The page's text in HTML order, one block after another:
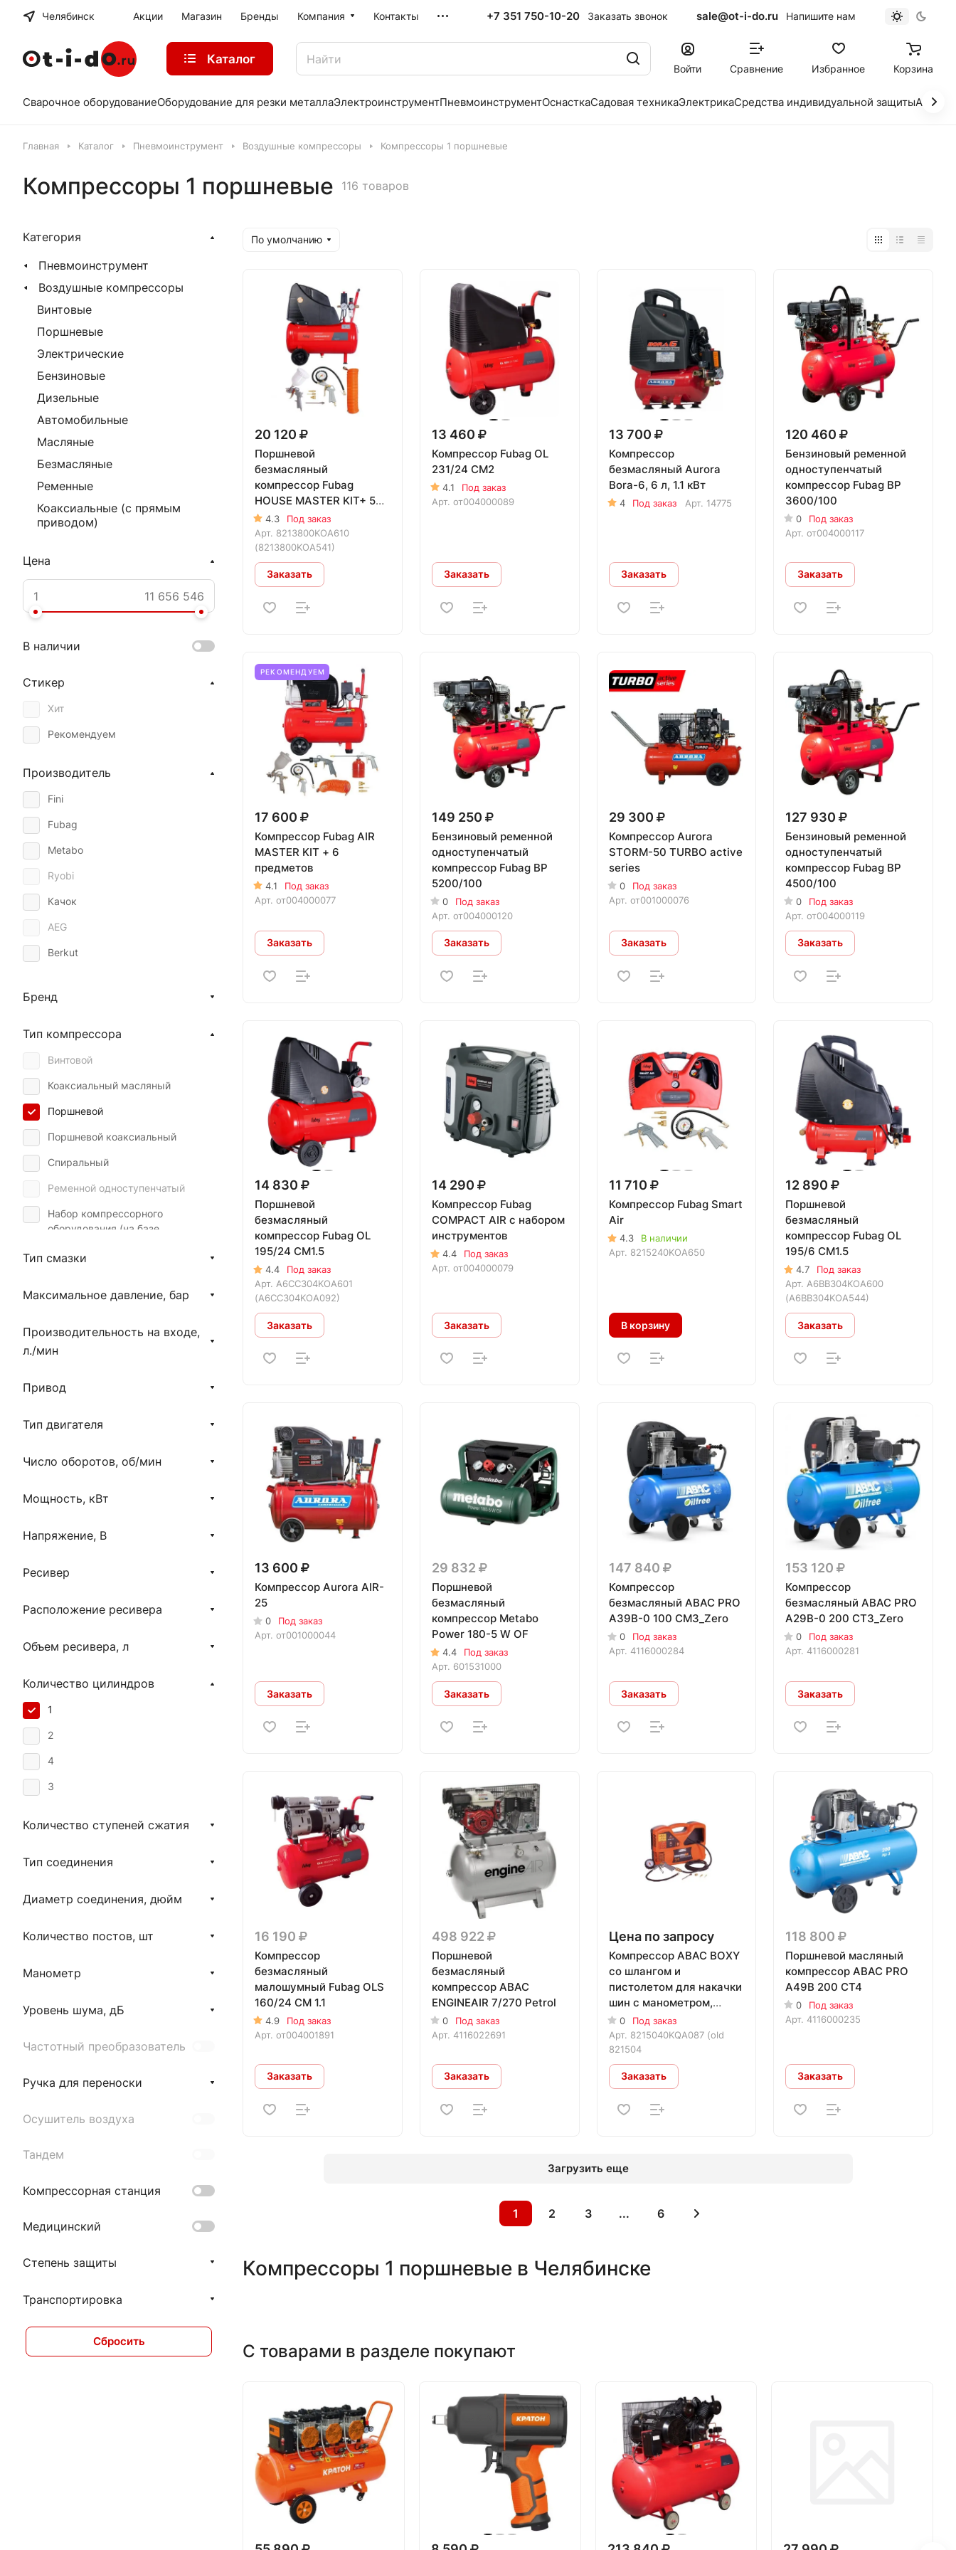
Челябинск Акции Магазин Бренды Компания Контакты +7 351 750-10-20 Заказать звонок sale@ot-i-do.ru Напишите нам
Каталог
Войти Сравнение Избранное Корзина
Сварочное оборудованиеОборудование для резки металлаЭлектроинструментПневмоинструментОснасткаСадовая техникаЭлектрикаСредства индивидуальной защиты
Главная Каталог Пневмоинструмент Воздушные компрессоры Компрессоры 1 поршневые
Компрессоры 1 поршневые 116 товаров
По умолчанию
20 120
Поршневой
безмасляный
компрессор Fubag
HOUSE MASTER KIT+ 5
предметов
4.3
Под заказ
Арт. 8213800KOA610
(8213800KOA541)
Заказать
13 460
Компрессор Fubag OL
231/24 CM2
4.1
Под заказ
Арт. от004000089
Заказать
13 700
Компрессор
безмасляный Aurora
Bora-6, 6 л, 1.1 кВт
4 Под заказ Арт. 14775
Заказать
120 460
Бензиновый ременной
одноступенчатый
компрессор Fubag BP
3600/100
0
Под заказ
Арт.от004000117
Заказать
РЕКОМЕНДУЕМ
17 600
Компрессор Fubag AIR
MASTER KIT + 6
предметов
4.1
Под заказ
Арт. от004000077
Заказать
149 250
Бензиновый ременной
одноступенчатый
компрессор Fubag BP
5200/100
0
Под заказ
Арт. от004000120
Заказать
29 300
Компрессор Aurora
STORM-50 TURBO active
series
0
Под заказ
Арт. от001000076
Заказать
127 930
Бензиновый ременной
одноступенчатый
компрессор Fubag BP
4500/100
0
Под заказ
Арт.от004000119
Заказать
14 830
Поршневой
безмасляный
компрессор Fubag OL
195/24 CM1.5
4.4
Под заказ
Арт. A6CC304KOA601
(A6CC304KOA092)
Заказать
14 290
Компрессор Fubag
COMPACT AIR с набором
инструментов
4.4
Под заказ
Арт. от004000079
Заказать
11 710
Компрессор Fubag Smart
Air
4.3
В наличии
Арт. 8215240KOA650
В корзину
12 890
Поршневой
безмасляный
компрессор Fubag OL
195/6 CM1.5
4.7
Под заказ
Арт.A6BB304KOA600
(A6BB304KOA544)
Заказать
13 600
Компрессор Aurora AIR-
25
0
Под заказ
Арт. от001000044
Заказать
29 832
Поршневой
безмасляный
компрессор Metabo
Power 180-5 W OF
4.4
Под заказ
Арт. 601531000
Заказать
147 840
Компрессор
безмасляный ABAC PRO
A39B-0 100 CM3_Zero
0
Под заказ
Арт. 4116000284
Заказать
153 120
Компрессор
безмасляный ABAC PRO
A29B-0 200 CT3_Zero
0
Под заказ
Арт.4116000281
Заказать
16 190
Компрессор
безмасляный
малошумный Fubag OLS
160/24 CM 1.1
4.9
Под заказ
Арт. от004001891
Заказать
498 922
Поршневой
безмасляный
компрессор ABAC
ENGINEAIR 7/270 Petrol
0
Под заказ
Арт. 4116022691
Заказать
Цена по запросу
Компрессор ABAC BOXY
со шлангом и
пистолетом для накачки
шин с манометром,
рапид
0
Под заказ
Арт. 8215040KQA087 (old
821504
Заказать
118 800
Поршневой масляный
компрессор ABAC PRO
A49B 200 CT4
0
Под заказ
Арт.4116000235
Заказать
Загрузить еще
1 2 3 ... 6
Компрессоры 1 поршневые в Челябинске
С товарами в разделе покупают
Категория
Пневмоинструмент
Воздушные компрессоры
Винтовые
Поршневые
Электрические
Бензиновые
Дизельные
Автомобильные
Масляные
Безмасляные
Ременные
Коаксиальные (с прямым
приводом)
Цена
В наличии
Стикер
Хит
Рекомендуем
Производитель
Fini
Fubag
Metabo
Ryobi
Качок
AEG
Berkut
ABAC
Comaro
Вихрь
Кратон
Бренд
Тип компрессора
Винтовой
Коаксиальный масляный
Поршневой
Поршневой коаксиальный
Спиральный
Ременной одноступенчатый
Набор компрессорного
оборудования (на базе
Набор компрессорного
коаксиального безмасляного)
Тип смазки
Максимальное давление, бар
Производительность на входе,
л./мин
Привод
Тип двигателя
Число оборотов, об/мин
Мощность, кВт
Напряжение, В
Ресивер
Расположение ресивера
Объем ресивера, л
Количество цилиндров
1
2
4
3
Количество ступеней сжатия
Тип соединения
Диаметр соединения, дюйм
Количество постов, шт
Манометр
Уровень шума, дБ
Частотный преобразователь
Ручка для переноски
Осушитель воздуха
Тандем
Компрессорная станция
Медицинский
Степень защиты
Транспортировка
Сбросить